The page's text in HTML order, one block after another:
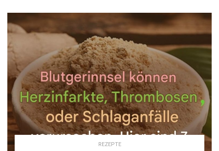
REZEPTE